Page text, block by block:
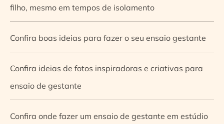
filho, mesmo em tempos de isolamento
Confira boas ideias para fazer o seu ensaio gestante
Confira ideias de fotos inspiradoras e criativas para
ensaio de gestante
Confira onde fazer um ensaio de gestante em estúdio